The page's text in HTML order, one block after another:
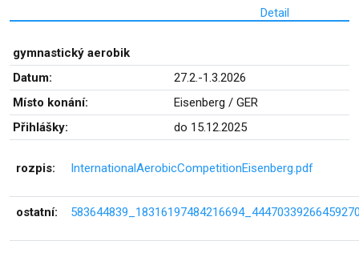
Detail
gymnastický aerobik
Datum:
27.2.-1.3.2026
Místo konání:
Eisenberg / GER
Přihlášky:
do 15.12.2025
rozpis: InternationalAerobicCompetitionEisenberg.pdf
ostatní: